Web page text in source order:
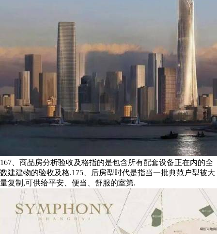
167、商品房分析验收及格指的是包含所有配套设备正在内的全
数建建物的验收及格.175、后房型时代是指当一批典范户型被大
量复制,可供给平安、便当、舒服的室第.